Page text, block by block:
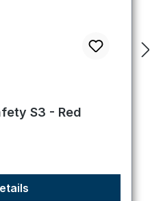
von 5 von 5 Sternen
S3 - Red